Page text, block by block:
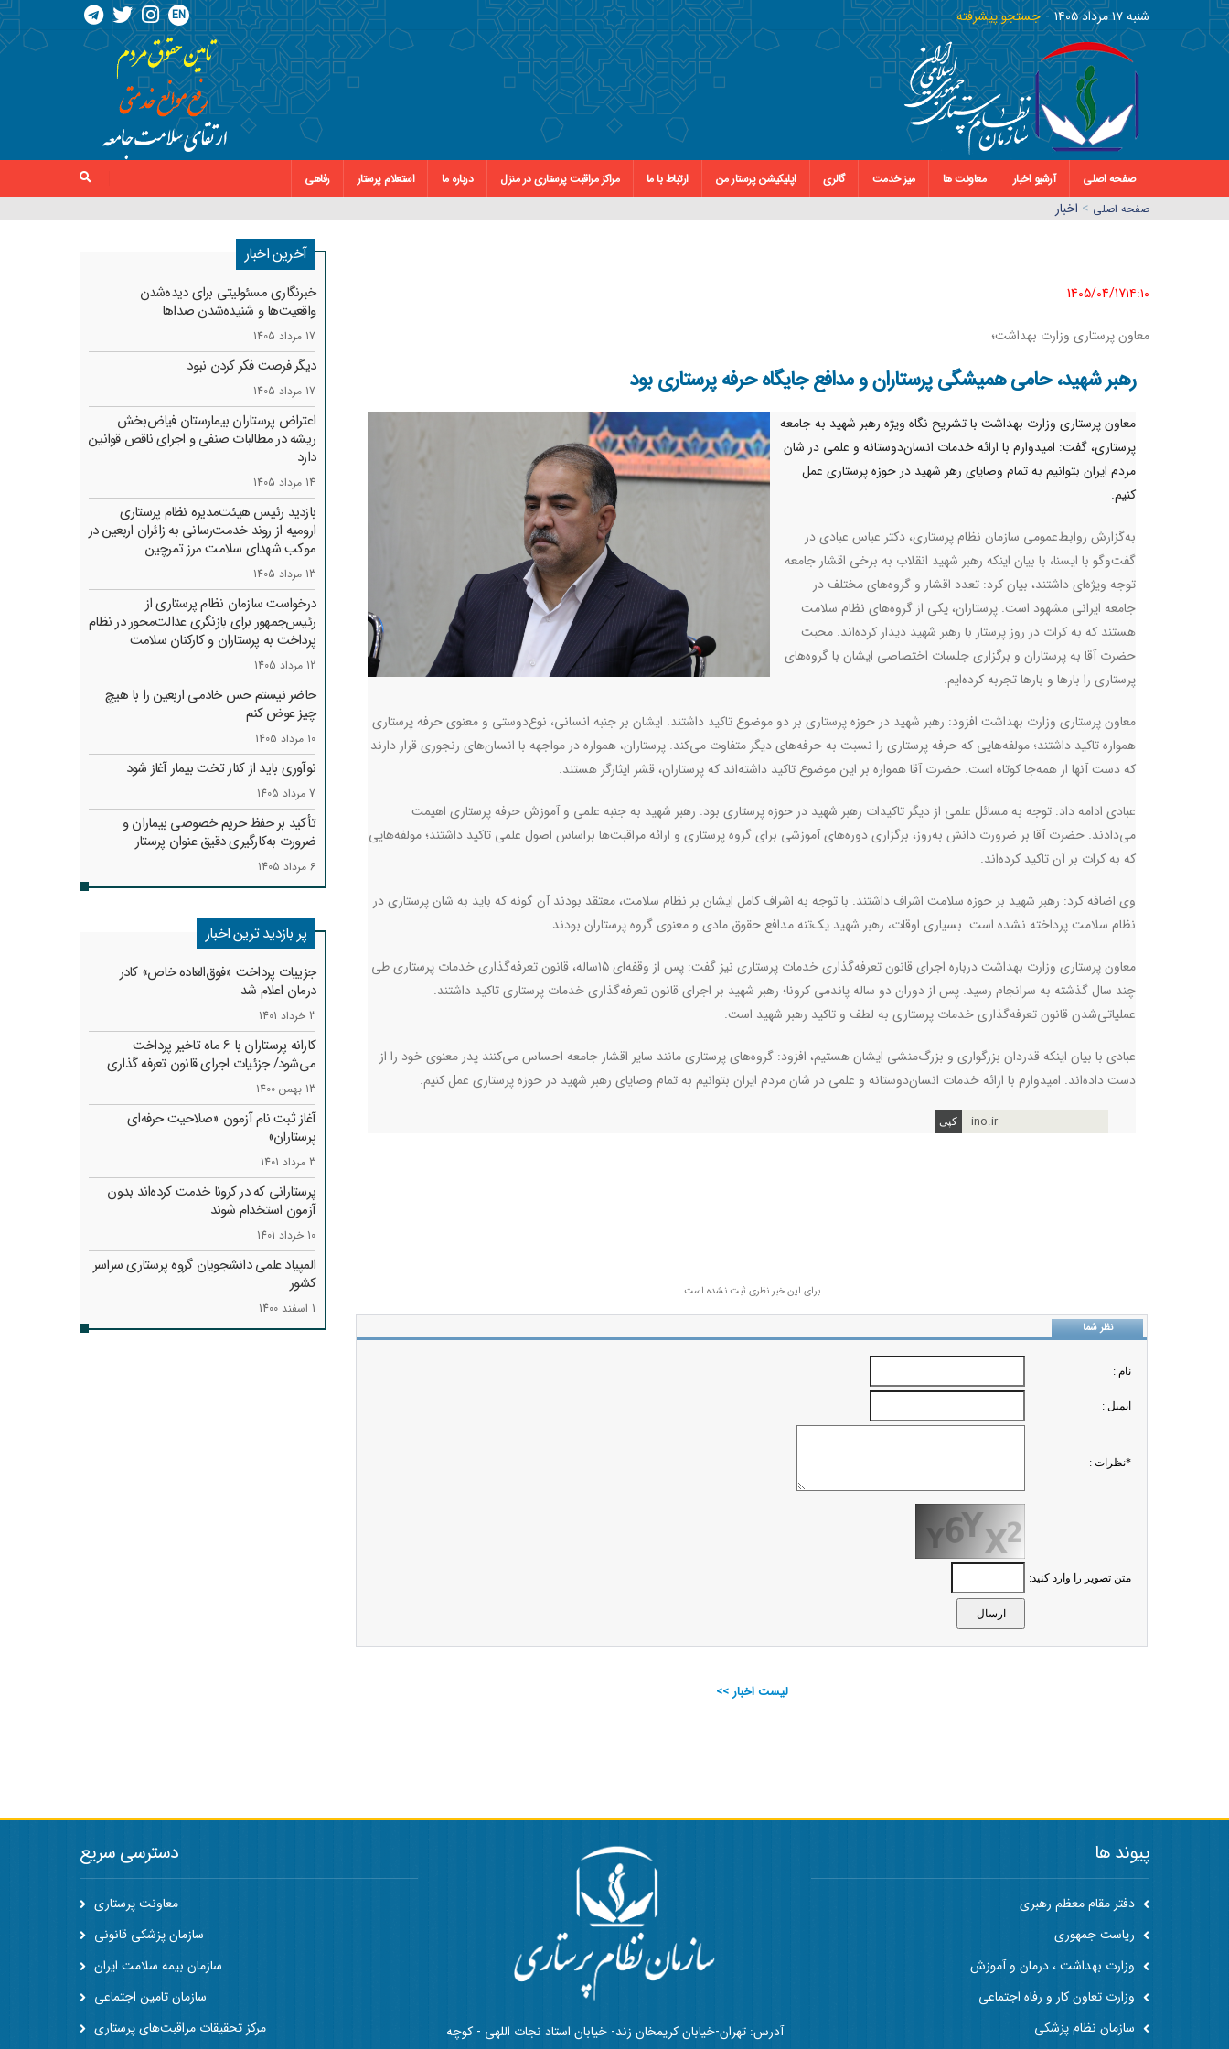
شنبه ١٧ مرداد ١٤٠٥ جستجو پیشرفته EN
صفحه اصلی آرشیو اخبار معاونت ها میز خدمت گالری اپلیکیشن پرستار من ارتباط با ما مراکز مراقبت پرستاری در منزل درباره ما استعلام پرستار
رفاهی
صفحه اصلي > اخبار
1405/04/17١٤:١٠
معاون پرستاری وزارت بهداشت؛
رهبر شهید، حامی همیشگی پرستاران و مدافع جایگاه حرفه پرستاری بود
معاون پرستاری وزارت بهداشت با تشریح نگاه ویژه رهبر شهید به جامعه
پرستاری، گفت: امیدوارم با ارائه خدمات انسان‌دوستانه و علمی در شان
مردم ایران بتوانیم به تمام وصایای رهر شهید در حوزه پرستاری عمل
کنیم.
به‌گزارش روابط‌عمومی سازمان نظام پرستاری، دکتر عباس عبادی در
گفت‌وگو با ایسنا، با بیان اینکه رهبر شهید انقلاب به برخی اقشار جامعه
توجه ویژه‌ای داشتند، بیان کرد: تعدد اقشار و گروه‌های مختلف در
جامعه ایرانی مشهود است. پرستاران، یکی از گروه‌های نظام سلامت
هستند که به کرات در روز پرستار با رهبر شهید دیدار کرده‌اند. محبت
حضرت آقا به پرستاران و برگزاری جلسات اختصاصی ایشان با گروه‌های
پرستاری را بارها و بارها تجربه کرده‌ایم.
معاون پرستاری وزارت بهداشت افزود: رهبر شهید در حوزه پرستاری بر دو موضوع تاکید داشتند. ایشان بر جنبه انسانی، نوع‌دوستی و معنوی حرفه پرستاری
همواره تاکید داشتند؛ مولفه‌هایی که حرفه پرستاری را نسبت به حرفه‌های دیگر متفاوت می‌کند. پرستاران، همواره در مواجهه با انسان‌های رنجوری قرار دارند
که دست آنها از همه‌جا کوتاه است. حضرت آقا همواره بر این موضوع تاکید داشته‌اند که پرستاران، قشر ایثارگر هستند.
عبادی ادامه داد: توجه به مسائل علمی از دیگر تاکیدات رهبر شهید در حوزه پرستاری بود. رهبر شهید به جنبه علمی و آموزش حرفه پرستاری اهیمت
می‌دادند. حضرت آقا بر ضرورت دانش به‌روز، برگزاری دوره‌های آموزشی برای گروه پرستاری و ارائه مراقبت‌ها براساس اصول علمی تاکید داشتند؛ مولفه‌هایی
که به کرات بر آن تاکید کرده‌اند.
وی اضافه کرد: رهبر شهید بر حوزه سلامت اشراف داشتند. با توجه به اشراف کامل ایشان بر نظام سلامت، معتقد بودند آن گونه که باید به شان پرستاری در
نظام سلامت پرداخته نشده‌ است. بسیاری اوقات، رهبر شهید یک‌تنه مدافع حقوق مادی و معنوی گروه پرستاران بودند.
معاون پرستاری وزارت بهداشت درباره اجرای قانون تعرفه‌گذاری خدمات پرستاری نیز گفت: پس از وقفه‌ای ۱۵ساله، قانون تعرفه‌گذاری خدمات پرستاری طی
چند سال گذشته به سرانجام رسید. پس از دوران دو ساله پاندمی کرونا؛ رهبر شهید بر اجرای قانون تعرفه‌گذاری خدمات پرستاری تاکید داشتند.
عملیاتی‌شدن قانون تعرفه‌گذاری خدمات پرستاری به لطف و تاکید رهبر شهید است.
عبادی با بیان اینکه قدردان بزرگواری و بزرگ‌منشی ایشان هستیم، افزود: گروه‌های پرستاری مانند سایر اقشار جامعه احساس می‌کنند پدر معنوی خود را از
دست‌ داده‌اند. امیدوارم با ارائه خدمات انسان‌دوستانه و علمی در شان مردم ایران بتوانیم به تمام وصایای رهبر شهید در حوزه پرستاری عمل کنیم.
ino.ir
برای این خبر نظری ثبت نشده است
نظر شما
نام :
ايميل :
*نظرات :
متن تصویر را وارد کنید:
لیست اخبار >>
آخرین اخبار
خبرنگاری مسئولیتی برای دیده‌شدن
واقعیت‌ها و شنیده‌شدن صداها
17 مرداد 1405
دیگر فرصت فکر کردن نبود
17 مرداد 1405
اعتراض پرستاران بیمارستان فیاض‌بخش
ریشه در مطالبات صنفی و اجرای ناقص قوانین
دارد
14 مرداد 1405
بازدید رئیس هیئت‌مدیره نظام پرستاری
ارومیه از روند خدمت‌رسانی به زائران اربعین در
موکب شهدای سلامت مرز تمرچین
13 مرداد 1405
درخواست سازمان نظام پرستاری از
رئیس‌جمهور برای بازنگری عدالت‌محور در نظام
پرداخت به پرستاران و کارکنان سلامت
12 مرداد 1405
حاضر نیستم حس خادمی اربعین را با هیچ
چیز عوض کنم
10 مرداد 1405
نوآوری باید از کنار تخت بیمار آغاز شود
7 مرداد 1405
تأکید بر حفظ حریم خصوصی بیماران و
ضرورت به‌کارگیری دقیق عنوان پرستار
6 مرداد 1405
پر بازدید ترین اخبار
جزییات پرداخت «فوق‌العاده خاص» کادر
درمان اعلام شد
3 خرداد 1401
کارانه‌ پرستاران با 6 ماه تاخیر پرداخت
می‌شود/ جزئیات اجرای قانون تعرفه گذاری
13 بهمن 1400
آغاز ثبت نام آزمون «صلاحیت حرفه‌ای
پرستاران»
3 مرداد 1401
پرستارانی که در کرونا خدمت کرد‌ه‌اند بدون
آزمون استخدام شوند
10 خرداد 1401
المپیاد علمی دانشجویان گروه پرستاری سراسر
کشور
1 اسفند 1400
پیوند ها
دفتر مقام معظم رهبری
ریاست جمهوری
وزارت بهداشت ، درمان و آموزش
وزارت تعاون کار و رفاه اجتماعی
سازمان نظام پزشکی
آدرس: تهران-خیابان کریمخان زند- خیابان استاد نجات اللهی - کوچه
دسترسی سریع
معاونت پرستاری
سازمان پزشکی قانونی
سازمان بیمه سلامت ایران
سازمان تامین اجتماعی
مرکز تحقیقات مراقبت‌های پرستاری